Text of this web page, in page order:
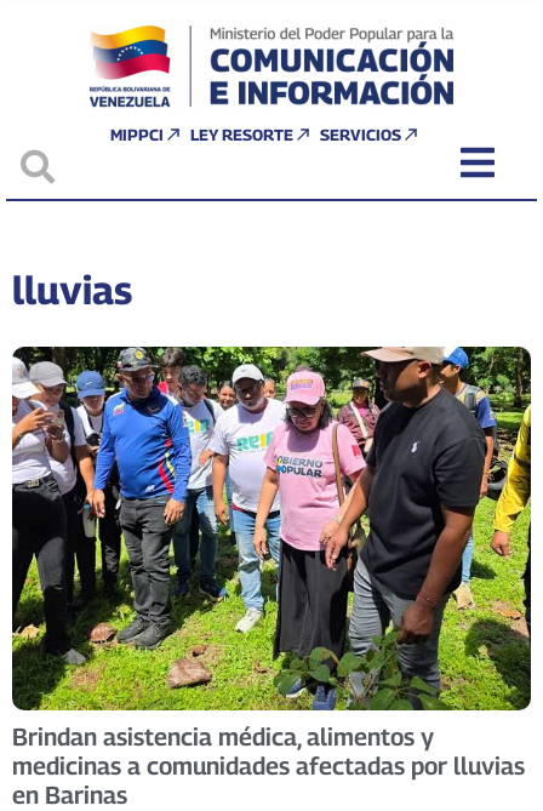
MIPPCI LEY RESORTE SERVICIOS
lluvias
Brindan asistencia médica, alimentos y
medicinas a comunidades afectadas por lluvias
en Barinas